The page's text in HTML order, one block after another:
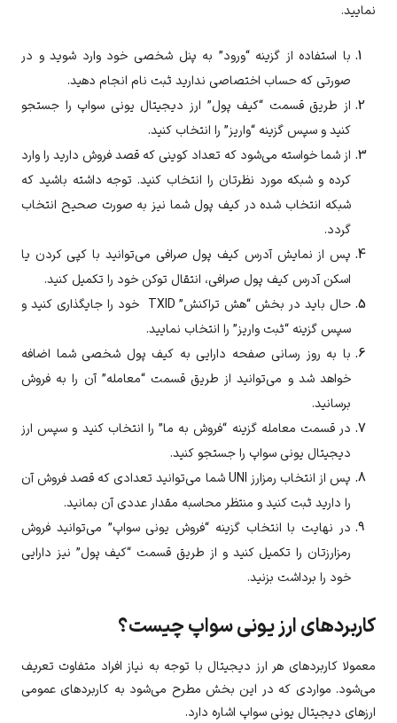
نمایید.
با استفاده از گزینه “ورود” به پنل شخصی خود وارد شوید و در
صورتی که حساب اختصاصی ندارید ثبت نام انجام دهید.
از طریق قسمت “کیف پول” ارز دیجیتال یونی سواپ را جستجو
کنید و سپس گزینه “واریز” را انتخاب کنید.
از شما خواسته می‌شود که تعداد کوینی که قصد فروش دارید را وارد
کرده و شبکه مورد نظرتان را انتخاب کنید. توجه داشته باشید که
شبکه انتخاب شده در کیف پول شما نیز به صورت صحیح انتخاب
گردد.
پس از نمایش آدرس کیف پول صرافی می‌توانید با کپی کردن یا
اسکن آدرس کیف پول صرافی، انتقال توکن خود را تکمیل کنید.
حال باید در بخش “هش تراکنش” TXID خود را جایگذاری کنید و
سپس گزینه “ثبت واریز” را انتخاب نمایید.
با به روز رسانی صفحه دارایی به کیف پول شخصی شما اضافه
خواهد شد و می‌توانید از طریق قسمت “معامله” آن را به فروش
برسانید.
در قسمت معامله گزینه “فروش به ما” را انتخاب کنید و سپس ارز
دیجیتال یونی سواپ را جستجو کنید.
پس از انتخاب رمزارز UNIشما می‌توانید تعدادی که قصد فروش آن
را دارید ثبت کنید و منتظر محاسبه مقدار عددی آن بمانید.
در نهایت با انتخاب گزینه “فروش یونی سواپ” می‌توانید فروش
رمزارزتان را تکمیل کنید و از طریق قسمت “کیف پول” نیز دارایی
خود را برداشت بزنید.
کاربردهای ارز یونی سواپ چیست؟
معمولا کاربردهای هر ارز دیجیتال با توجه به نیاز افراد متفاوت تعریف
می‌شود. مواردی که در این بخش مطرح می‌شود به کاربردهای عمومی
ارزهای دیجیتال یونی سواپ اشاره دارد.